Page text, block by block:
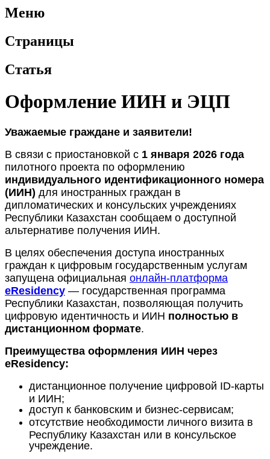
Меню
Страницы
Статья
Оформление ИИН и ЭЦП
Уважаемые граждане и заявители!
В связи с приостановкой с 1 января 2026 года
пилотного проекта по оформлению
индивидуального идентификационного номера
(ИИН) для иностранных граждан в
дипломатических и консульских учреждениях
Республики Казахстан сообщаем о доступной
альтернативе получения ИИН.
В целях обеспечения доступа иностранных
граждан к цифровым государственным услугам
запущена официальная онлайн-платформа
eResidency — государственная программа
Республики Казахстан, позволяющая получить
цифровую идентичность и ИИН полностью в
дистанционном формате.
Преимущества оформления ИИН через
eResidency:
дистанционное получение цифровой ID-карты
и ИИН;
доступ к банковским и бизнес-сервисам;
отсутствие необходимости личного визита в
Республику Казахстан или в консульское
учреждение.